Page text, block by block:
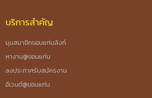
บริการสำคัญ
มุมสมาชิกขอนแก่นลิงก์
หางาน@ขอนแก่น
ลงประกาศรับสมัครงาน
อีเวนต์@ขอนแก่น